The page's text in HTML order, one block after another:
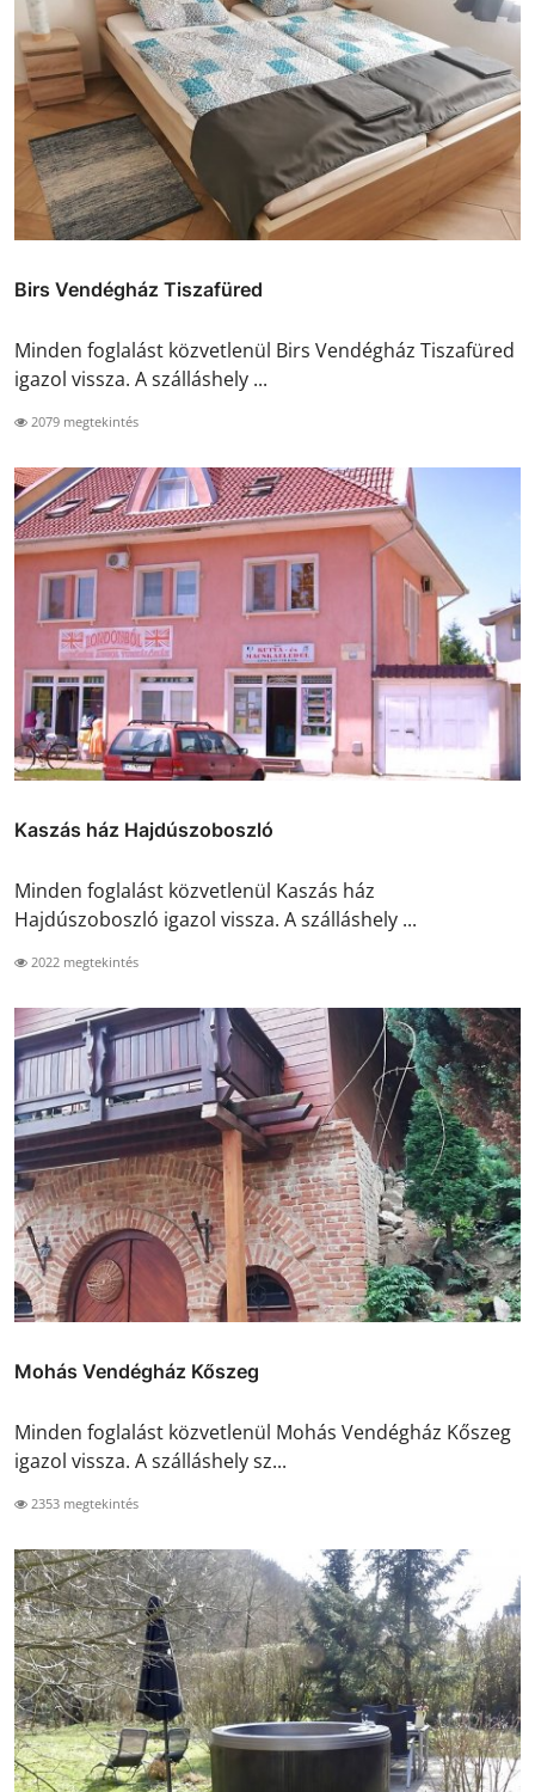
Birs Vendégház Tiszafüred
Minden foglalást közvetlenül Birs Vendégház Tiszafüred
igazol vissza. A szálláshely ...
2079 megtekintés
Kaszás ház Hajdúszoboszló
Minden foglalást közvetlenül Kaszás ház
Hajdúszoboszló igazol vissza. A szálláshely ...
2022 megtekintés
Mohás Vendégház Kőszeg
Minden foglalást közvetlenül Mohás Vendégház Kőszeg
igazol vissza. A szálláshely sz...
2353 megtekintés